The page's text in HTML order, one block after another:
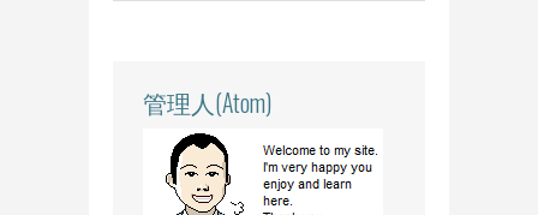
管理人(Atom)